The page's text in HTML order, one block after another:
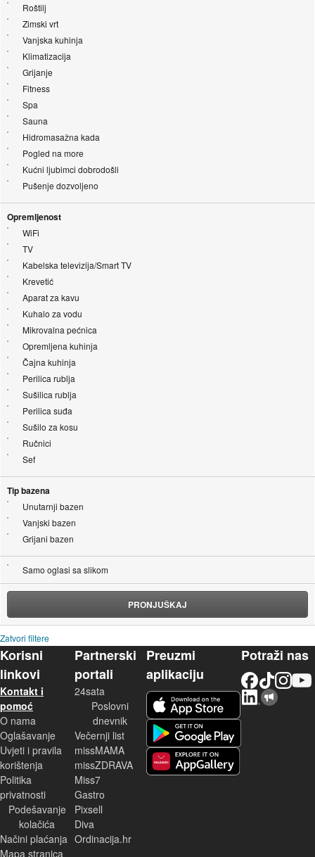
Roštilj
Zimski vrt
Vanjska kuhinja
Klimatizacija
Grijanje
Fitness
Spa
Sauna
Hidromasažna kada
Pogled na more
Kućni ljubimci dobrodošli
Pušenje dozvoljeno
Opremljenost
WiFi
TV
Kabelska televizija/Smart TV
Krevetić
Aparat za kavu
Kuhalo za vodu
Mikrovalna pećnica
Opremljena kuhinja
Čajna kuhinja
Perilica rublja
Sušilica rublja
Perilica suđa
Sušilo za kosu
Ručnici
Sef
Tip bazena
Unutarnji bazen
Vanjski bazen
Grijani bazen
Samo oglasi sa slikom
PRONJUŠKAJ
Zatvori filtere
Korisni
linkovi
Kontakt i
pomoć
O nama
Oglašavanje
Uvjeti i pravila
korištenja
Politika
privatnosti
Podešavanje
kolačića
Načini plaćanja
Mapa stranica
Partnerski
portali
24sata
Poslovni
dnevnik
Večernji list
missMAMA
missZDRAVA
Miss7
Gastro
Pixsell
Diva
Ordinacija.hr
Preuzmi
aplikaciju
Potraži nas